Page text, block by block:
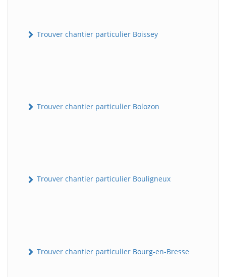
Trouver chantier particulier Boissey
Trouver chantier particulier Bolozon
Trouver chantier particulier Bouligneux
Trouver chantier particulier Bourg-en-Bresse